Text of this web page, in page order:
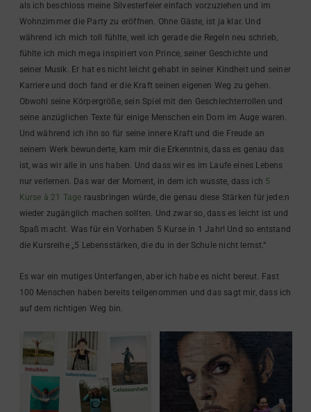
als ich beschloss meine Silvesterfeier einfach vorzuziehen und im
Wohnzimmer die Party zu eröffnen. Ohne Gäste, ist ja klar. Und
während ich mich toll fühlte, weil ich gerade die Regeln neu schrieb,
fühlte ich mich mega inspiriert von Prince, seiner Geschichte und
seiner Musik. Er hat es nicht leicht gehabt in seiner Kindheit und seiner
Karriere und doch fand er die Kraft seinen eigenen Weg zu gehen.
Obwohl seine Körpergröße, sein Spiel mit den Geschlechterrollen und
seine anzüglichen Texte für einige Menschen ein Dorn im Auge waren.
Und während ich ihn so für seine innere Kraft und die Freude an
seinem Werk bewunderte, kam mir die Erkenntnis, dass es genau das
ist, was wir alle in uns haben. Und dass wir es im Laufe eines Lebens
nur verlernen. Das war der Moment, in dem ich wusste, dass ich 5
Kurse à 21 Tage rausbringen würde, die genau diese Stärken für jede:n
wieder zugänglich machen sollten. Und zwar so, dass es leicht ist und
Spaß macht. Was für ein Vorhaben 5 Kurse in 1 Jahr! Und so entstand
die Kursreihe „5 Lebensstärken, die du in der Schule nicht lernst.“
Es war ein mutiges Unterfangen, aber ich habe es nicht bereut. Fast
100 Menschen haben bereits teilgenommen und das sagt mir, dass ich
auf dem richtigen Weg bin.